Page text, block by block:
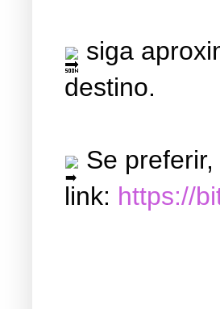
siga
destino.
Se
link: https://